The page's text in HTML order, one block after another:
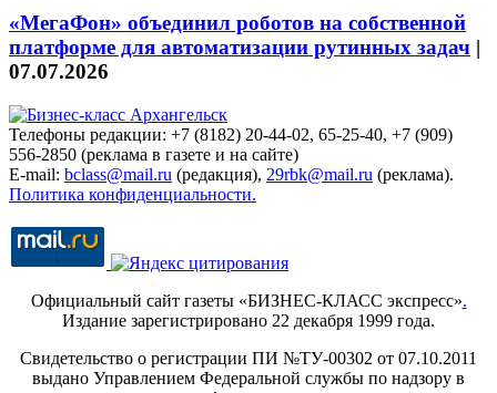
«МегаФон» объединил роботов на собственной
платформе для автоматизации рутинных задач |
07.07.2026
Телефоны редакции: +7 (8182) 20-44-02, 65-25-40, +7 (909)
556-2850 (реклама в газете и на сайте)
E-mail: bclass@mail.ru (редакция), 29rbk@mail.ru (реклама).
Политика конфиденциальности.
Официальный сайт газеты «БИЗНЕС-КЛАСС экспресс».
Издание зарегистрировано 22 декабря 1999 года.
Свидетельство о регистрации ПИ №ТУ-00302 от 07.10.2011
выдано Управлением Федеральной службы по надзору в